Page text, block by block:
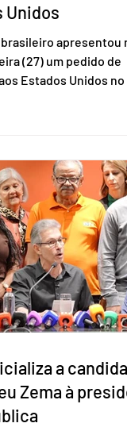
Unidos
apresentou
(27) um pedido de
Estados Unidos no
301 da Lei de
nota divulgada
Relações
que as tarifas
e incompatíveis
assumidas pelos
a
Zema à